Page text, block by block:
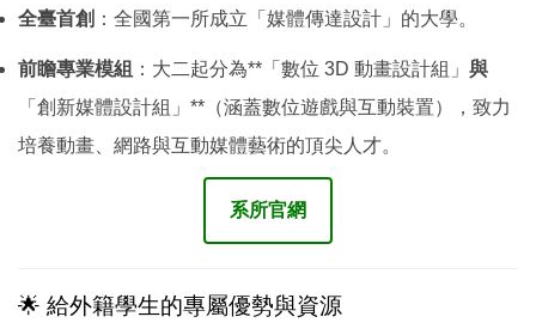
全臺首創 ：全國第一所成立「媒體傳達設計」的大學。
前瞻專業模組 ：大二起分為**「數位 3D 動畫設計組」 與
「創新媒體設計組」**（涵蓋數位遊戲與互動裝置），致力
培養動畫、網路與互動媒體藝術的頂尖人才。
系所官網
🌟 給外籍學生的專屬優勢與資源